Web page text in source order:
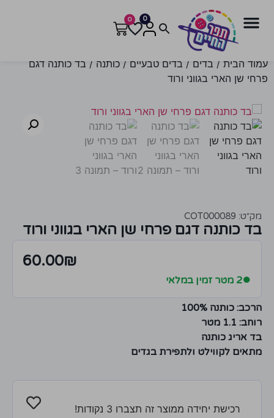
0
0
עמוד הבית / בדים / בדים טבעיים / כותנה / בד כותנה דגם
פרחי שן הארי בגווני ורוד
מק״ט: COT000089
בד כותנה דגם פרחי שן הארי בגווני ורוד
60.00₪
●2 מטר זמין במלאי
הרכב: כותנה 100%
רוחב: 1.1 מטר
בד אריג כותנה
מתאים לקווילט ולתפירת בגדים
רכישת יחידה ממוצר זה תצברו 3 נקודות!